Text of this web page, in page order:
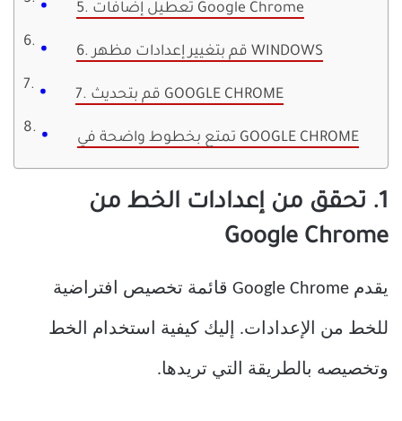
5. تعطيل إضافات Google Chrome
6. قم بتغيير إعدادات مظهر WINDOWS
7. قم بتحديث GOOGLE CHROME
تمتع بخطوط واضحة في GOOGLE CHROME
1. تحقق من إعدادات الخط من
Google Chrome
يقدم Google Chrome قائمة تخصيص افتراضية
للخط من الإعدادات. إليك كيفية استخدام الخط
وتخصيصه بالطريقة التي تريدها.